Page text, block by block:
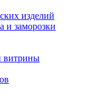
изделий
и заморозки
витрины